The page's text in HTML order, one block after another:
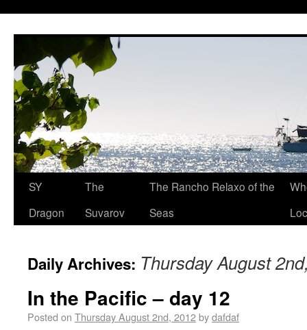
SY
Dragon
The
Suvarov
The Rancho Relaxo of the
Seas
Daily Archives: Thursday August
In the Pacific – day 12
Posted on Thursday August 2nd, 2012bydafdaf